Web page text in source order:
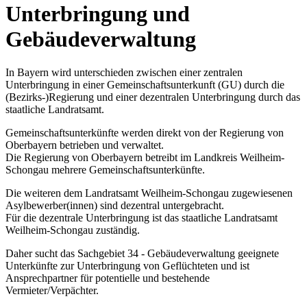
Unterbringung und
Gebäudeverwaltung
In Bayern wird unterschieden zwischen einer zentralen
Unterbringung in einer Gemeinschaftsunterkunft (GU) durch die
(Bezirks-)Regierung und einer dezentralen Unterbringung durch das
staatliche Landratsamt.
Gemeinschaftsunterkünfte werden direkt von der Regierung von
Oberbayern betrieben und verwaltet.
Die Regierung von Oberbayern betreibt im Landkreis Weilheim-
Schongau mehrere Gemeinschaftsunterkünfte.
Die weiteren dem Landratsamt Weilheim-Schongau zugewiesenen
Asylbewerber(innen) sind dezentral untergebracht.
Für die dezentrale Unterbringung ist das staatliche Landratsamt
Weilheim-Schongau zuständig.
Daher sucht das Sachgebiet 34 - Gebäudeverwaltung geeignete
Unterkünfte zur Unterbringung von Geflüchteten und ist
Ansprechpartner für potentielle und bestehende
Vermieter/Verpächter.